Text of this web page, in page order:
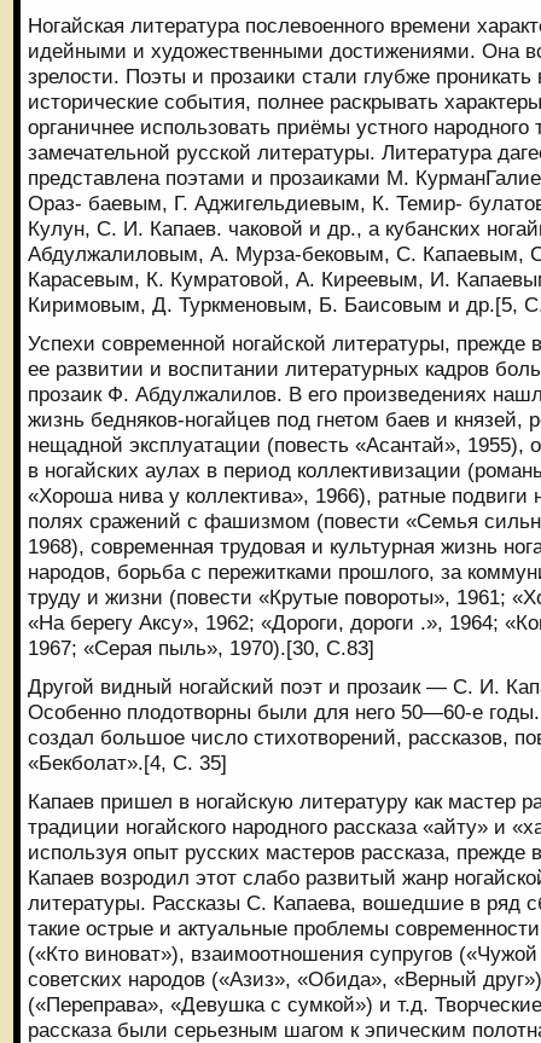
Ногайская литература послевоенного времени
идейными и художественными достижениями. Она
зрелости. Поэты и прозаики стали глубже
исторические события, полнее раскрывать
органичнее использовать приёмы устного народного
замечательной русской литературы. Литература
представлена поэтами и прозаиками М.
Ораз- баевым, Г. Аджигельдиевым, К. Темир-
Кулун, С. И. Капаев. чаковой и др., а кубанских
Абдулжалиловым, А. Мурза-бековым, С. Капаевым,
Карасевым, К. Кумратовой, А. Киреевым, И.
Киримовым, Д. Туркменовым, Б. Баисовым и др.[5,
Успехи современной ногайской литературы, прежде
ее развитии и воспитании литературных кадров
прозаик Ф. Абдулжалилов. В его произведениях
жизнь бедняков-ногайцев под гнетом баев и князей,
нещадной эксплуатации (повесть «Асантай», 1955),
в ногайских аулах в период коллективизации
«Хороша нива у коллектива», 1966), ратные
полях сражений с фашизмом (повести «Семья
1968), современная трудовая и культурная жизнь
народов, борьба с пережитками прошлого, за
труду и жизни (повести «Крутые повороты», 1961;
«На берегу Аксу», 1962; «Дороги, дороги .», 1964;
1967; «Серая пыль», 1970).[30, С.83]
Другой видный ногайский поэт и прозаик — С. И.
Особенно плодотворны были для него 50—60-е годы.
создал большое число стихотворений, рассказов,
«Бекболат».[4, С. 35]
Капаев пришел в ногайскую литературу как мастер
традиции ногайского народного рассказа «айту» и
используя опыт русских мастеров рассказа,
Капаев возродил этот слабо развитый жанр
литературы. Рассказы С. Капаева, вошедшие в ряд
такие острые и актуальные проблемы
(«Кто виноват»), взаимоотношения супругов
советских народов («Азиз», «Обида», «Верный
(«Переправа», «Девушка с сумкой») и т.д.
рассказа были серьезным шагом к эпическим